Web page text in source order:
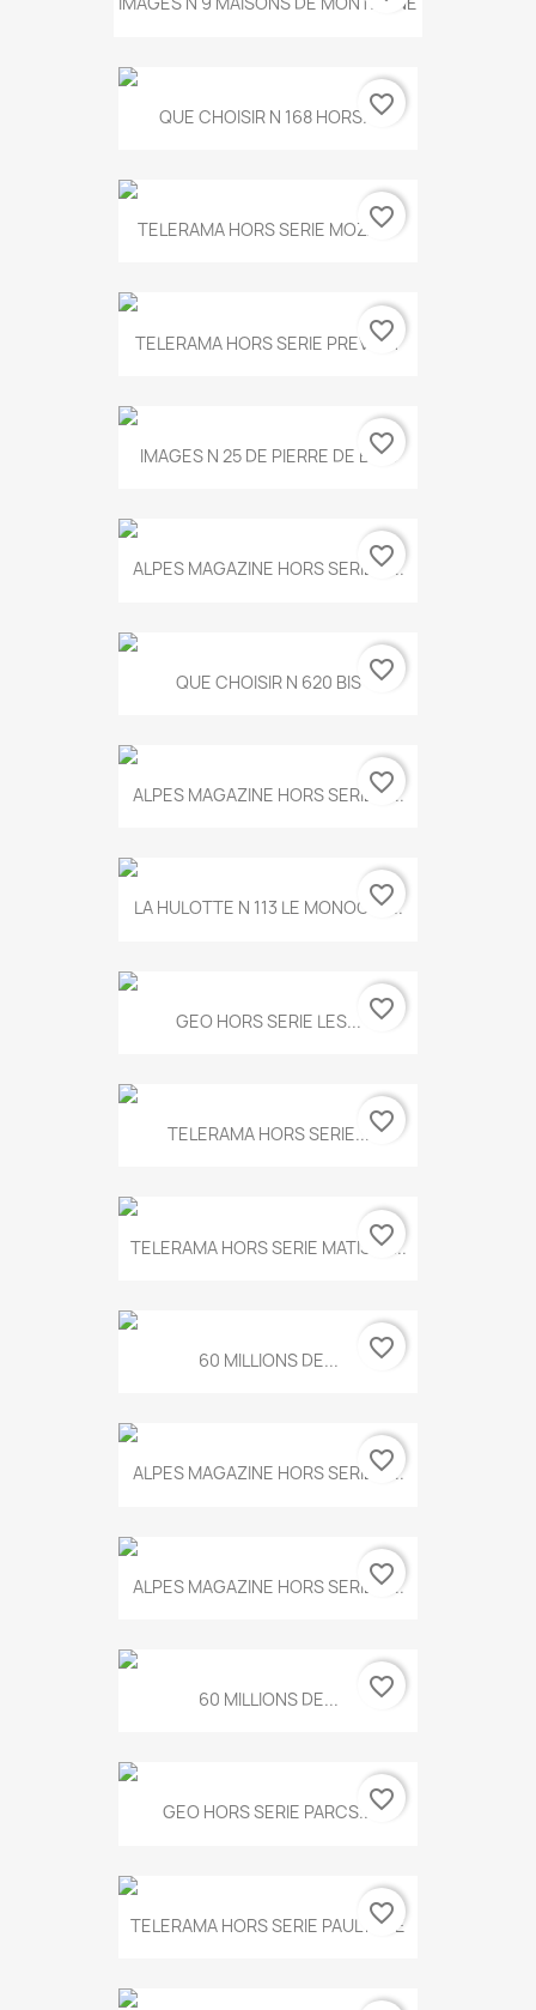
QUE CHOISIR N 168 HORS...favorite_border
TELERAMA HORS SERIE MOZART
favorite_border
TELERAMA HORS SERIE PREVERT
favorite_border
IMAGES N 25 DE PIERRE DE BOIS
favorite_border
ALPES MAGAZINE HORS SERIE N...
favorite_border
QUE CHOISIR N 620 BIS favorite_border
ALPES MAGAZINE HORS SERIE N...
favorite_border
LA HULOTTE N 113 LE MONOCLE...
favorite_border
GEO HORS SERIE LES... favorite_border
TELERAMA HORS SERIE...favorite_border
TELERAMA HORS SERIE MATISSE...
favorite_border
60 MILLIONS DE... favorite_border
ALPES MAGAZINE HORS SERIE N...
favorite_border
ALPES MAGAZINE HORS SERIE N...
favorite_border
60 MILLIONS DE... favorite_border
GEO HORS SERIE PARCS...favorite_border
TELERAMA HORS SERIE PAUL KLEE
favorite_border